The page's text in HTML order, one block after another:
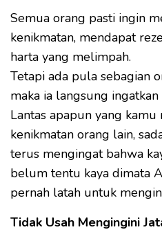
Semua orang pasti ingin
kenikmatan, mendapat
harta yang melimpah.
Tetapi ada pula sebagian
maka ia langsung
Lantas apapun yang
kenikmatan orang lain,
terus mengingat bahwa
belum tentu kaya dimata
pernah latah untuk
Tidak Usah Mengingini